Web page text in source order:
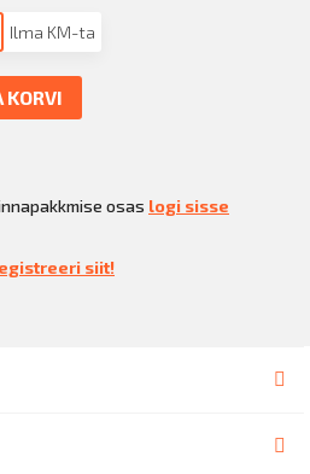
Ilma KM-ta
KORVI
osas logi sisse
siit!